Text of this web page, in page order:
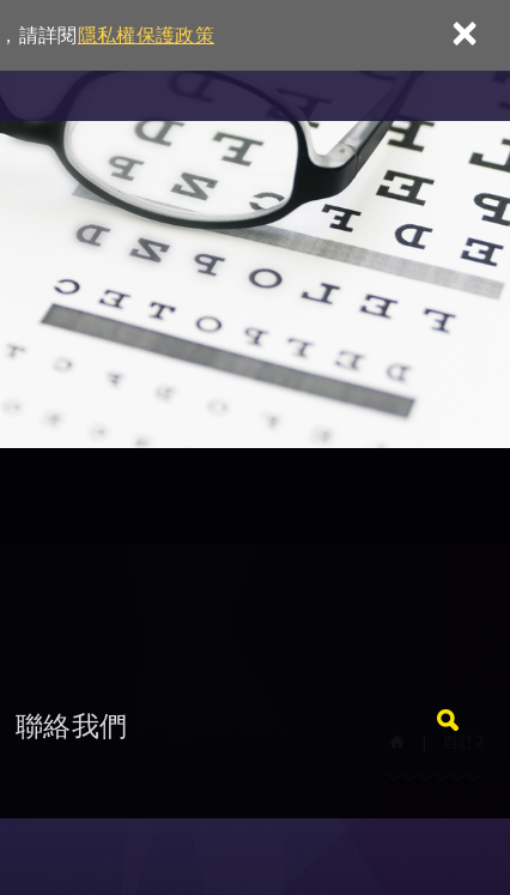
請詳閱 隱私權保護政策 ×
聯絡我們